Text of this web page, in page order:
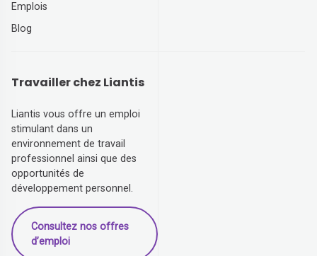
Emplois
Blog
Travailler chez Liantis
Liantis vous offre un emploi
stimulant dans un
environnement de travail
professionnel ainsi que des
opportunités de
développement personnel.
Consultez nos offres
d’emploi